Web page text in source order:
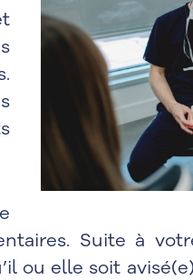
Suite à
ou elle soit